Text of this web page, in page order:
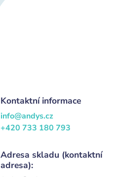
Kontaktní informace
info@andys.cz
+420 733 180 793
Adresa skladu (kontaktní
adresa):